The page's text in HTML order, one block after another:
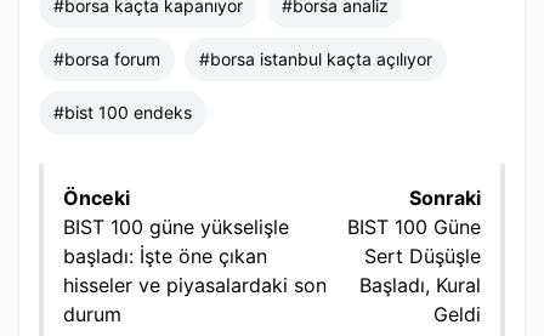
#borsa kaçta kapanıyor​ #borsa analiz​
#borsa forum #borsa istanbul kaçta açılıyor
#bist 100 endeks
Önceki
BIST 100 güne yükselişle
başladı: İşte öne çıkan
hisseler ve piyasalardaki son
durum
Sonraki
BIST 100 Güne
Sert Düşüşle
Başladı, Kural
Geldi